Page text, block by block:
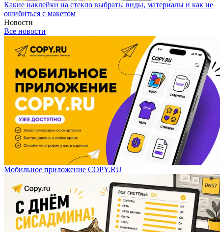
Какие наклейки на стекло выбрать: виды, материалы и как не
ошибиться с макетом
Новости
Все новости
Мобильное приложение COPY.RU